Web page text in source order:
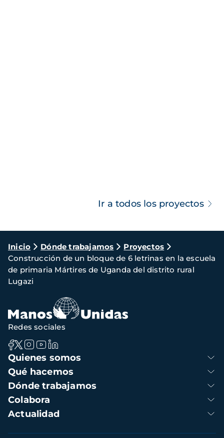
Ir a todos los proyectos
Ruta
de
navegación
Inicio Dónde trabajamos
Proyectos
Construcción de un bloque de 6 letrinas en la escuela
de primaria Mártires de Uganda del distrito rural
Lugazi
Navegación
principal
Quienes somos
Qué hacemos
Dónde trabajamos
Colabora
Actualidad
Redes sociales